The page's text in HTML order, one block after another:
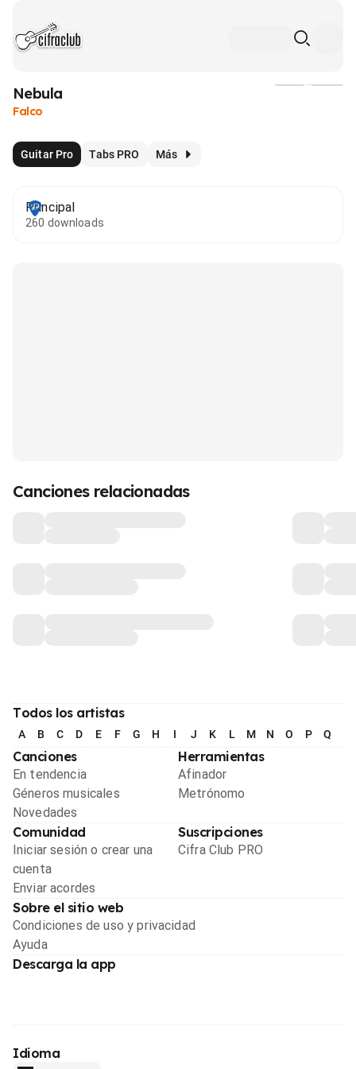
Nebula
Falco
Guitar Pro Tabs PRO Más
Principal
260 downloads
Canciones relacionadas
Todos los artistas
A B C D E F G H I J K L M N O P Q
Canciones
En tendencia
Géneros musicales
Novedades
Herramientas
Afinador
Metrónomo
Comunidad
Iniciar sesión o crear una
cuenta
Enviar acordes
Suscripciones
Cifra Club PRO
Sobre el sitio web
Condiciones de uso y privacidad
Ayuda
Descarga la app
Idioma